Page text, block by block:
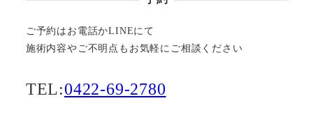
ご予約はお電話かLINEにて
施術内容やご不明点もお気軽にご相談ください
TEL:0422-69-2780